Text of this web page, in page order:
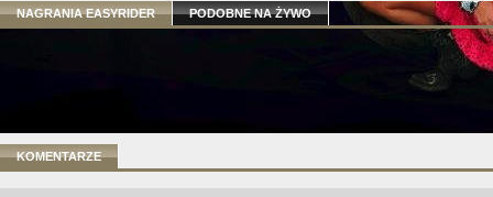
NAGRANIA EASYRIDER PODOBNE NA ŻYWO
KOMENTARZE